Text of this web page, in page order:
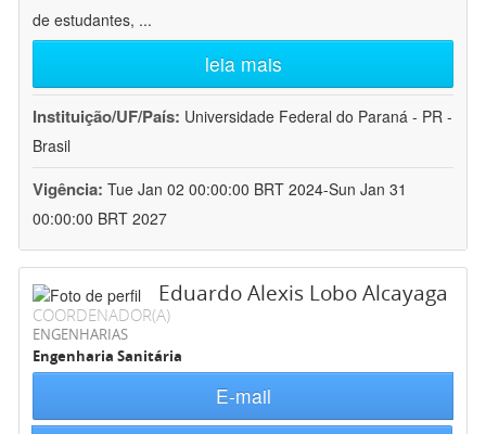
de estudantes, ...
leia mais
Instituição/UF/País: Universidade Federal do Paraná - PR -
Brasil
Vigência: Tue Jan 02 00:00:00 BRT 2024-Sun Jan 31
00:00:00 BRT 2027
Eduardo Alexis Lobo Alcayaga
COORDENADOR(A)
ENGENHARIAS
Engenharia Sanitária
E-mail